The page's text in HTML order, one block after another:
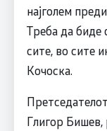
најголем
Треба да биде
сите, во сите
Кочоска.
Глигор